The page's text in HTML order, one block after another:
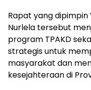
Rapat yang dipimpin
Nurlela tersebut
program TPAKD
strategis untuk
masyarakat dan
kesejahteraan di